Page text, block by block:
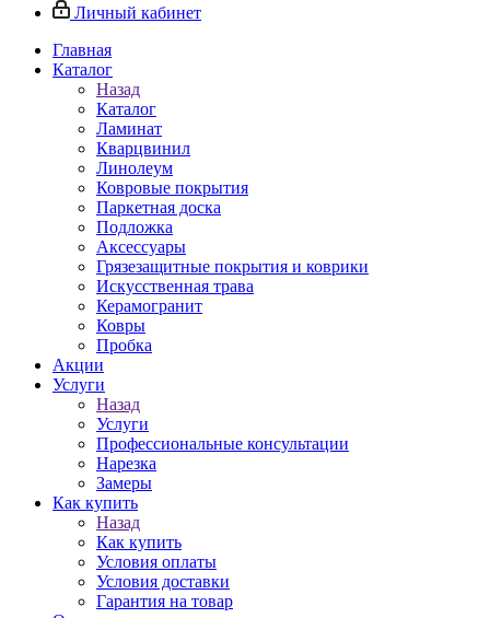
Личный кабинет
Главная
Каталог
Назад
Каталог
Ламинат
Кварцвинил
Линолеум
Ковровые покрытия
Паркетная доска
Подложка
Аксессуары
Грязезащитные покрытия и коврики
Искусственная трава
Керамогранит
Ковры
Пробка
Акции
Услуги
Назад
Услуги
Профессиональные консультации
Нарезка
Замеры
Как купить
Назад
Как купить
Условия оплаты
Условия доставки
Гарантия на товар